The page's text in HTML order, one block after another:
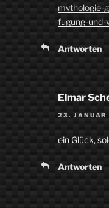
mythologie-
fugung-
Antworten
Elmar
23. JANUAR
ein Glück,
Antworten